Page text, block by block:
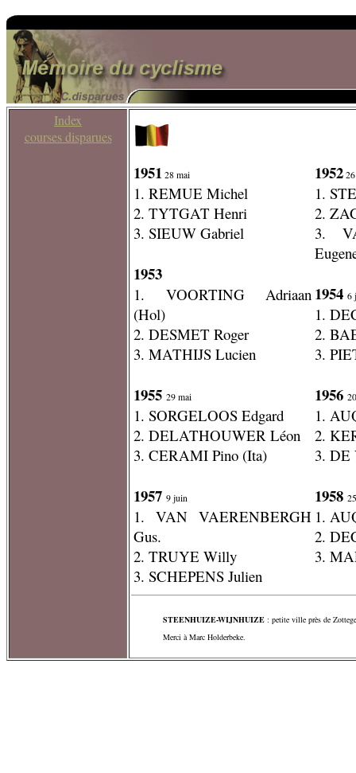
Index
courses disparues
1951 28 mai
1. REMUE Michel
2. TYTGAT Henri
3. SIEUW Gabriel
1953
1. VOORTING Adriaan
(Hol)
2. DESMET Roger
3. MATHIJS Lucien
1955 29 mai
1. SORGELOOS Edgard
2. DELATHOUWER Léon
3. CERAMI Pino (Ita)
1957 9 juin
1. VAN VAERENBERGH
Gus.
2. TRUYE Willy
3. SCHEPENS Julien
1952
1.
2.
3.
1954 6
1.
2.
3.
1956
1.
2.
3. DE
1958
1.
2.
3.
STEENHUIZE-WIJNHUIZE : petite ville près de
Merci à Marc Holderbeke.